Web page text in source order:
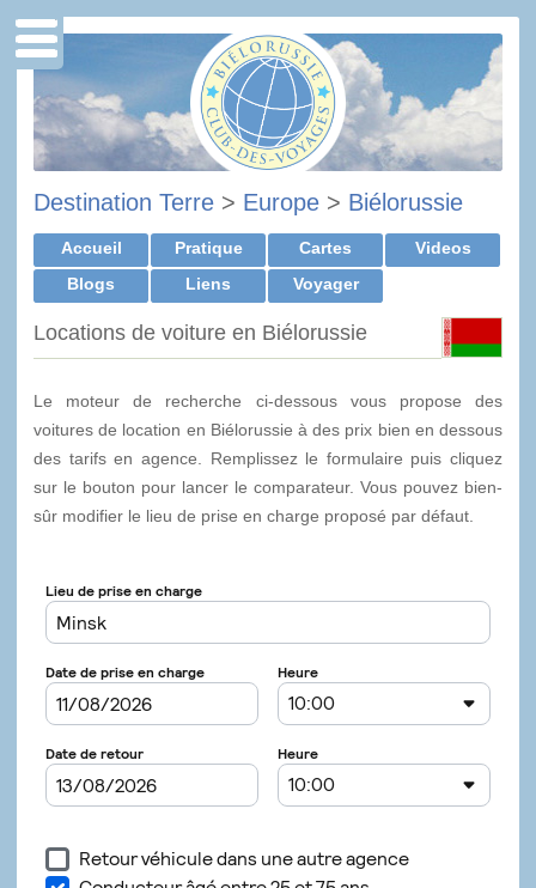
Destination Terre > Europe > Biélorussie
Accueil Pratique Cartes
Videos
Blogs
Liens Voyager
Locations de voiture en Biélorussie
Le moteur de recherche ci-dessous vous propose des
voitures de location en Biélorussie à des prix bien en dessous
des tarifs en agence. Remplissez le formulaire puis cliquez
sur le bouton pour lancer le comparateur. Vous pouvez bien-
sûr modifier le lieu de prise en charge proposé par défaut.